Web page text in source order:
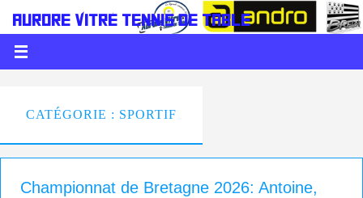
AURORE VITRÉ TENNIS DE TABLE
LE PING C'EST DE LA BALLE
CATÉGORIE : SPORTIF
Championnat de Bretagne 2026: Antoine,